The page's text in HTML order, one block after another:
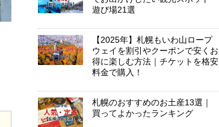
遊び場21選
【2025年】札幌もいわ山ロープ
ウェイを割引やクーポンで安くお
得に楽しむ方法｜チケットを格安
料金で購入！
札幌のおすすめのお土産13選｜
買ってよかったランキング